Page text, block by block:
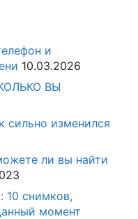
и
10.03.2026
ВЫ
сильно изменился
ли вы найти
10 снимков,
момент